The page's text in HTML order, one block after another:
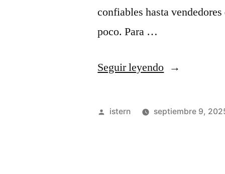
confiables hasta
poco. Para …
Seguir leyendo«Precauciones
comprar
Publicado
istern septiembre 9,